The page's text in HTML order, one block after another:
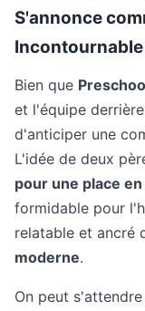
S'annonce
Incontournable
Bien que
et l'équipe
d'anticiper une
L'idée de deux
pour une place
formidable pour
relatable et ancré
moderne.
On peut